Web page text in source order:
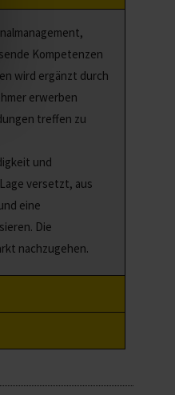
Kompetenzen
wird ergänzt durch
erwerben
treffen zu
und
versetzt, aus
eine
Die
nachzugehen.